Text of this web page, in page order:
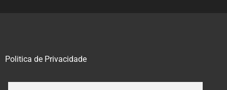
Politica de Privacidade